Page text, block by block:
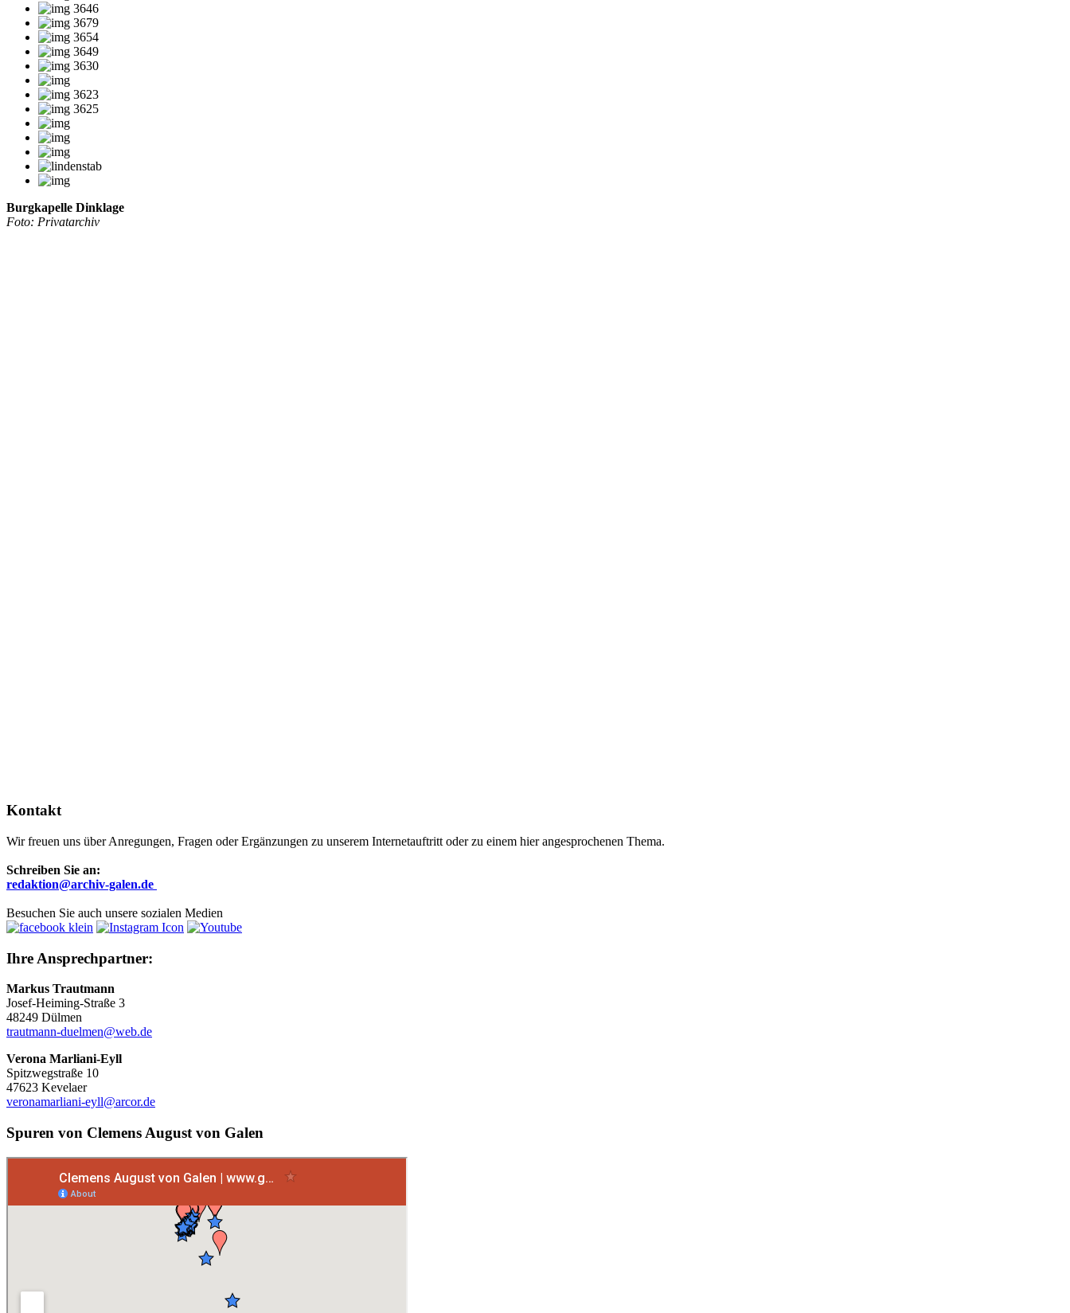
Burgkapelle Dinklage
Foto: Privatarchiv
Kontakt
Wir freuen uns über Anregungen, Fragen oder Ergänzungen zu unserem Internetauftritt oder zu einem hier angesprochenen Thema.
Schreiben Sie an:
redaktion@archiv-galen.de
Besuchen Sie auch unsere sozialen Medien
Ihre Ansprechpartner:
Markus Trautmann
Josef-Heiming-Straße 3
48249 Dülmen
trautmann-duelmen@web.de
Verona Marliani-Eyll
Spitzwegstraße 10
47623 Kevelaer
veronamarliani-eyll@arcor.de
Spuren von Clemens August von Galen